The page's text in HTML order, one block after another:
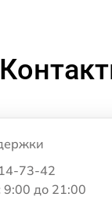
73-42
до 21:00